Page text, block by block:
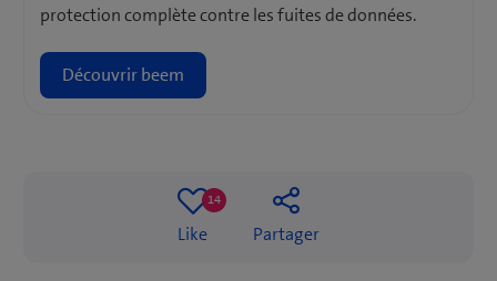
protection complète contre les fuites de données.
Découvrir beem
Like
14
14
Partager